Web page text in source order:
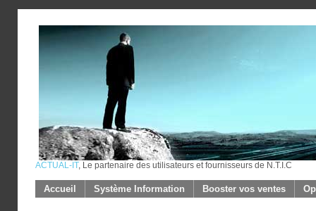
ACTUAL-IT, Le partenaire des utilisateurs et fournisseurs de N.T.I.C
Accueil Système Information Booster vos ventes